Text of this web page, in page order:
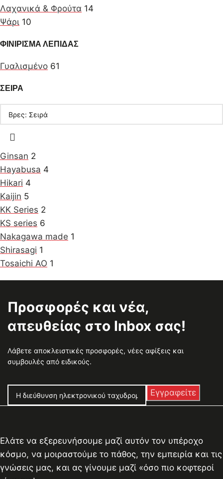
Λαχανικά & Φρούτα 14
Ψάρι 10
ΦΙΝΙΡΙΣΜΑ ΛΕΠΙΔΑΣ
Γυαλισμένο 61
ΣΕΙΡΑ
Ginsan 2
Hayabusa 4
Hikari 4
Kaijin 5
KK Series 2
KS series 6
Nakagawa made 1
Shirasagi 1
Tosaichi AO 1
Προσφορές και νέα,
απευθείας στο Inbox σας!
Λάβετε αποκλειστικές προσφορές, νέες αφίξεις και
συμβουλές από ειδικούς.
Ελάτε να εξερευνήσουμε μαζί αυτόν τον υπέροχο
κόσμο, να μοιραστούμε το πάθος, την εμπειρία και τις
γνώσεις μας, και ας γίνουμε μαζί «όσο πιο κοφτεροί